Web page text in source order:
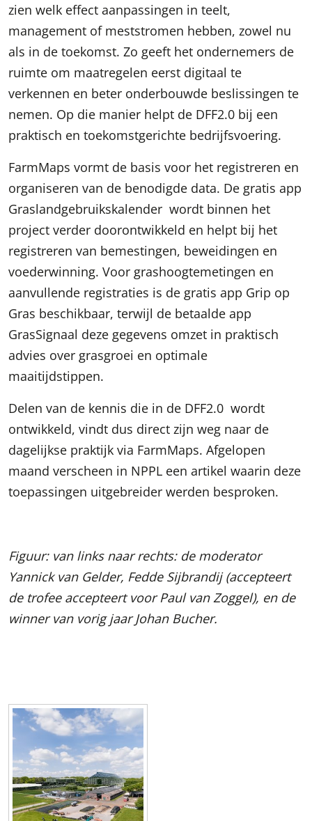
zien welk effect aanpassingen in teelt,
management of meststromen hebben, zowel nu
als in de toekomst. Zo geeft het ondernemers de
ruimte om maatregelen eerst digitaal te
verkennen en beter onderbouwde beslissingen te
nemen. Op die manier helpt de DFF2.0 bij een
praktisch en toekomstgerichte bedrijfsvoering.
FarmMaps vormt de basis voor het registreren en
organiseren van de benodigde data. De gratis app
Graslandgebruikskalender wordt binnen het
project verder doorontwikkeld en helpt bij het
registreren van bemestingen, beweidingen en
voederwinning. Voor grashoogtemetingen en
aanvullende registraties is de gratis app Grip op
Gras beschikbaar, terwijl de betaalde app
GrasSignaal deze gegevens omzet in praktisch
advies over grasgroei en optimale
maaitijdstippen.
Delen van de kennis die in de DFF2.0 wordt
ontwikkeld, vindt dus direct zijn weg naar de
dagelijkse praktijk via FarmMaps. Afgelopen
maand verscheen in NPPL een artikel waarin deze
toepassingen uitgebreider werden besproken.
Figuur: van links naar rechts: de moderator
Yannick van Gelder, Fedde Sijbrandij (accepteert
de trofee accepteert voor Paul van Zoggel), en de
winner van vorig jaar Johan Bucher.